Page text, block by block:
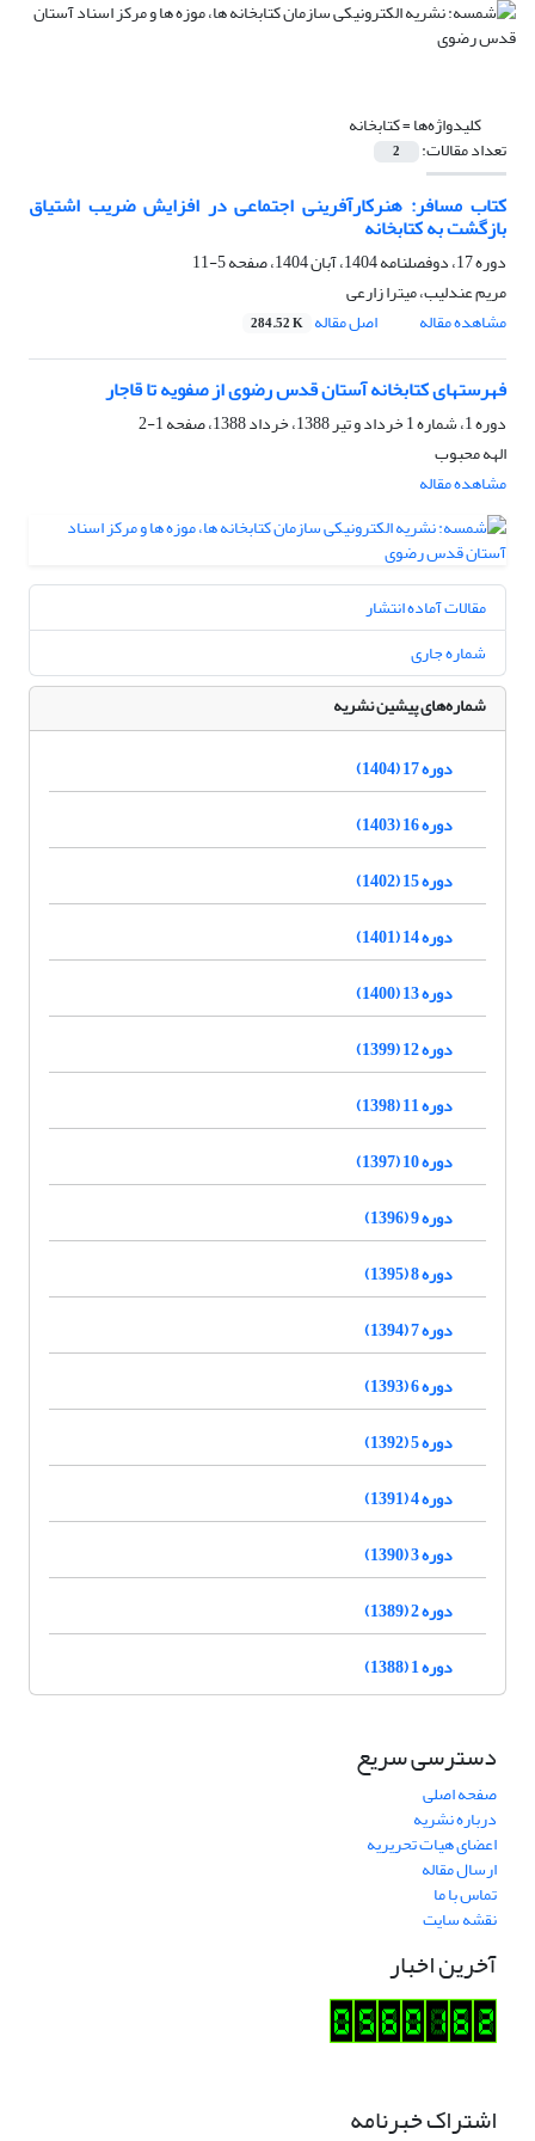
کلیدواژه‌ها =کتابخانه
تعداد مقالات: 2
کتاب مسافر: هنرکارآفرینی اجتماعی در افزایش ضریب اشتیاق
بازگشت به کتابخانه
دوره 17، دوفصلنامه 1404، آبان 1404، صفحه
5-11
مریم عندلیب، میترا زارعی
مشاهده مقاله
اصل مقاله 284.52 K
فهرستهای کتابخانه آستان قدس رضوی از صفویه تا قاجار
دوره 1، شماره 1 خرداد و تیر 1388، خرداد 1388، صفحه
1-2
الهه محبوب
مشاهده مقاله
مقالات آماده انتشار
شماره جاری
شماره‌های پیشین نشریه
دوره 17 (1404)
دوره 16 (1403)
دوره 15 (1402)
دوره 14 (1401)
دوره 13 (1400)
دوره 12 (1399)
دوره 11 (1398)
دوره 10 (1397)
دوره 9 (1396)
دوره 8 (1395)
دوره 7 (1394)
دوره 6 (1393)
دوره 5 (1392)
دوره 4 (1391)
دوره 3 (1390)
دوره 2 (1389)
دوره 1 (1388)
دسترسی سریع
صفحه اصلی
درباره نشریه
اعضای هیات تحریریه
ارسال مقاله
تماس با ما
نقشه سایت
آخرین اخبار
اشتراک خبرنامه